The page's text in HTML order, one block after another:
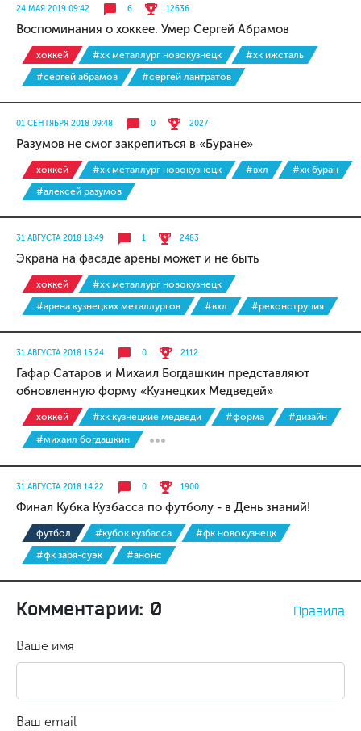
24 МАЯ 2019 09:42 6 12636
Воспоминания о хоккее. Умер Сергей Абрамов
хоккей #хк металлург новокузнецк
#хк ижсталь
#сергей абрамов
#сергей лантратов
01 СЕНТЯБРЯ 2018 09:48 0 2027
Разумов не смог закрепиться в «Буране»
хоккей #хк металлург новокузнецк #вхл
#хк буран
#алексей разумов
31 АВГУСТА 2018 18:49 1 2483
Экрана на фасаде арены может и не быть
хоккей
#хк металлург новокузнецк
#арена кузнецких металлургов
#вхл #реконструция
31 АВГУСТА 2018 15:24 0 2112
Гафар Сатаров и Михаил Богдашкин представляют
обновленную форму «Кузнецких Медведей»
хоккей #хк кузнецкие медведи #форма
#дизайн
#михаил богдашкин
31 АВГУСТА 2018 14:22 0 1900
Финал Кубка Кузбасса по футболу - в День знаний!
футбол #кубок кузбасса
#фк новокузнецк
#фк заря-суэк
#анонс
Комментарии: 0 Правила
Ваше имя
Ваш email